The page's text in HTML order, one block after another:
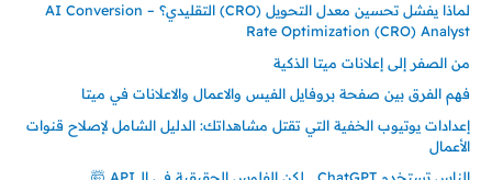
لماذا يفشل تحسين معدل التحويل (CRO) التقليدي؟ – AI Conversion
Rate Optimization (CRO) Analyst
من الصفر إلى إعلانات ميتا الذكية
فهم الفرق بين صفحة بروفايل الفيس والاعمال والاعلانات في ميتا
إعدادات يوتيوب الخفية التي تقتل مشاهداتك: الدليل الشامل لإصلاح قنوات
الأعمال